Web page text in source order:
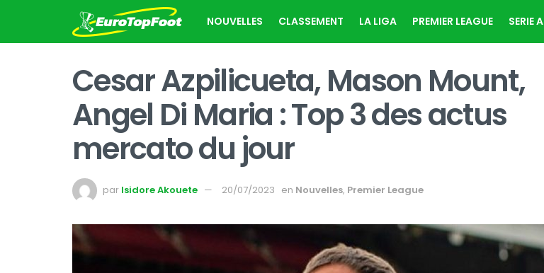
NOUVELLES CLASSEMENT LA LIGA PREMIER LEAGUE SERIE A
Cesar Azpilicueta, Mason Mount,
Angel Di Maria : Top 3 des actus
mercato du jour
par Isidore Akouete 20/07/2023 en Nouvelles, Premier League